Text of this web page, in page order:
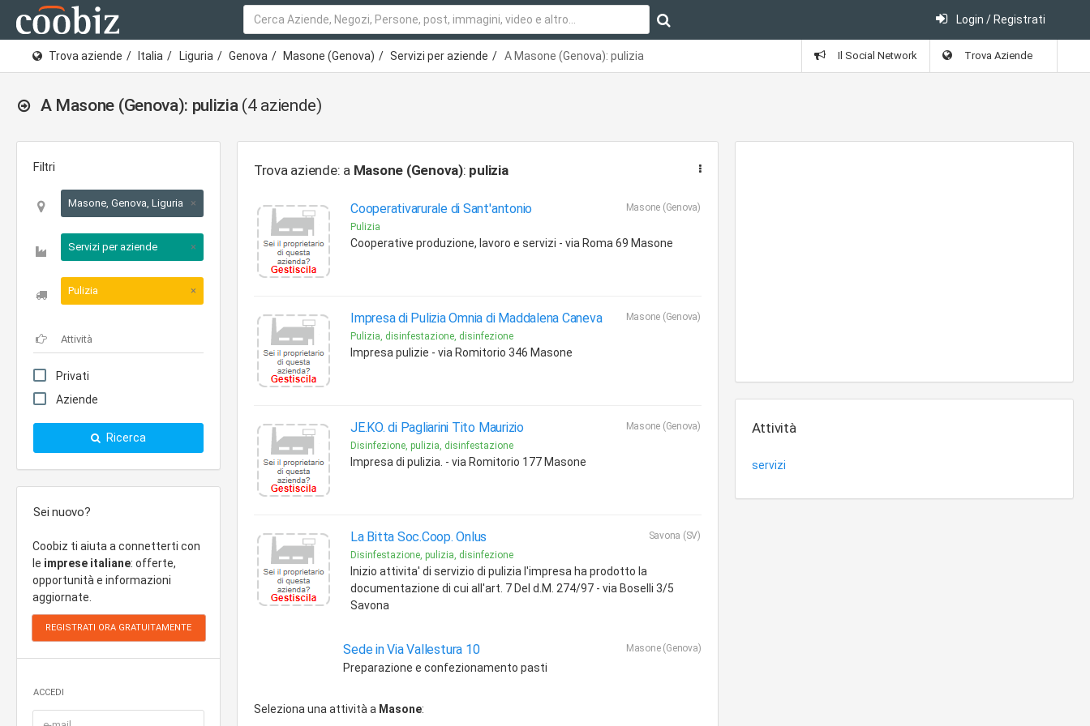
Login / Registrati
Trova aziende Italia Liguria Genova Masone (Genova) Servizi per aziende A Masone (Genova): pulizia Il Social Network Trova Aziende
A Masone (Genova): pulizia (4 aziende)
Filtri
Masone, Genova, Liguria ×
Servizi per aziende ×
Pulizia ×
Privati
Aziende
Ricerca
Sei nuovo?
Coobiz ti aiuta a connetterti con
le imprese italiane: offerte,
opportunità e informazioni
aggiornate.
ACCEDI
Trova aziende: a Masone (Genova): pulizia
Cooperativarurale di Sant'antonio
Masone (Genova)
Pulizia
Cooperative produzione, lavoro e servizi - via Roma 69 Masone
Impresa di Pulizia Omnia di Maddalena Caneva
Masone (Genova)
Pulizia, disinfestazione, disinfezione
Impresa pulizie - via Romitorio 346 Masone
JE.KO. di Pagliarini Tito Maurizio
Masone (Genova)
Disinfezione, pulizia, disinfestazione
Impresa di pulizia. - via Romitorio 177 Masone
La Bitta Soc.Coop. Onlus
Savona (SV)
Disinfestazione, pulizia, disinfezione
Inizio attivita' di servizio di pulizia l'impresa ha prodotto la
documentazione di cui all'art. 7 Del d.M. 274/97 - via Boselli 3/5
Savona
Sede in Via Vallestura 10 Masone (Genova)
Preparazione e confezionamento pasti
Seleziona una attività a Masone:
Attività
servizi